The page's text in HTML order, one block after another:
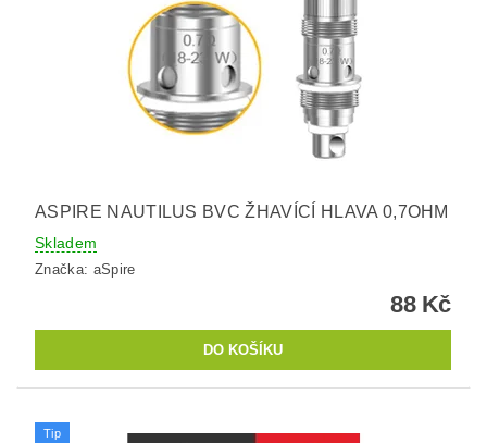
ASPIRE NAUTILUS BVC ŽHAVÍCÍ HLAVA 0,7OHM
Skladem
Značka: aSpire
88 Kč
Tip